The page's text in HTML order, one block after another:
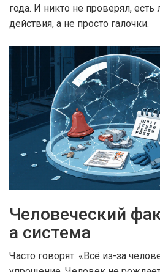
года. И никто не проверял,
действия, а не просто галочки.
Человеческий
а система
Часто говорят: «Всё из-за